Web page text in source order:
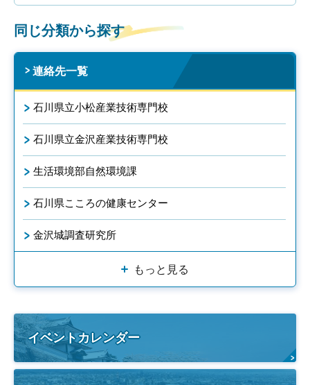
同じ分類から探す
連絡先一覧
石川県立小松産業技術専門校
石川県立金沢産業技術専門校
生活環境部自然環境課
石川県こころの健康センター
金沢城調査研究所
もっと見る
イベントカレンダー